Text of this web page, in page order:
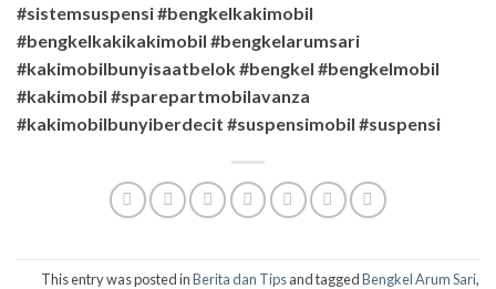
#sistemsuspensi #bengkelkakimobil
#bengkelkakikakimobil #bengkelarumsari
#kakimobilbunyisaatbelok #bengkel #bengkelmobil
#kakimobil #sparepartmobilavanza
#kakimobilbunyiberdecit #suspensimobil #suspensi
This entry was posted inBerita dan Tipsand taggedBengkel Arum Sari,